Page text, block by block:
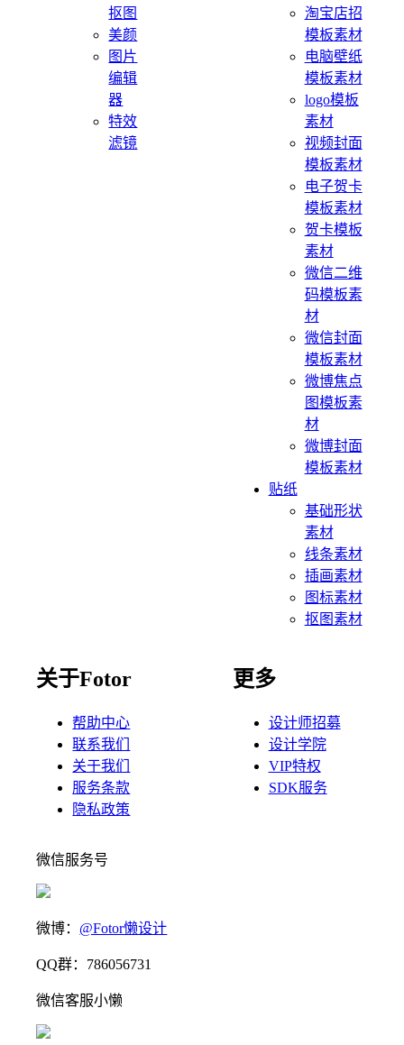
抠图
美颜
图片
编辑
器
特效
滤镜
淘宝店招
模板素材
电脑壁纸
模板素材
logo模板
素材
视频封面
模板素材
电子贺卡
模板素材
贺卡模板
素材
微信二维
码模板素
材
微信封面
模板素材
微博焦点
图模板素
材
微博封面
模板素材
贴纸
基础形状
素材
线条素材
插画素材
图标素材
抠图素材
关于Fotor
帮助中心
联系我们
关于我们
服务条款
隐私政策
更多
设计师招募
设计学院
VIP特权
SDK服务
微信服务号
微博： @Fotor懒设计
QQ群：786056731
微信客服小懒